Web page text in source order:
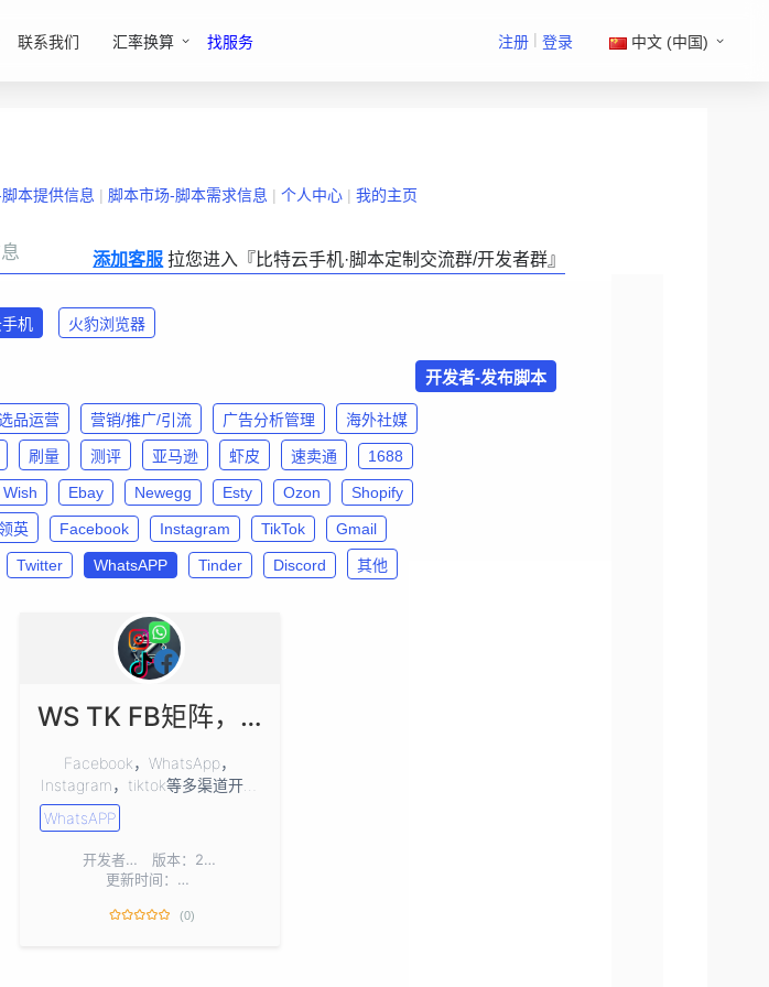
联系我们 汇率换算 找服务 注册 | 登录 中文 (中国)
本提供信息 | 脚本市场-脚本需求信息 | 个人中心 | 我的主页
添加客服 拉您进入『比特云手机·脚本定制交流群/开发者群』
手机 火豹浏览器
开发者-发布脚本
品运营 营销/推广/引流 广告分析管理 海外社媒
刷量 测评 亚马逊 虾皮 速卖通 1688
Wish Ebay Newegg Esty Ozon Shopify
英 Facebook Instagram TikTok Gmail
Twitter WhatsAPP Tinder Discord 其他
WS TK FB矩阵，多渠道采集、群发
Facebook，WhatsApp，
Instagram，tiktok等多渠道开发
客户，精准采集点赞评论，主页
粉丝，群发等
WhatsAPP
开发者： Aspiring0_0
版本：2.5.6
更新时间：2024-12-11
(0)